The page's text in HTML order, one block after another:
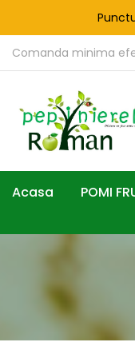
Comanda minima
Acasa POMI